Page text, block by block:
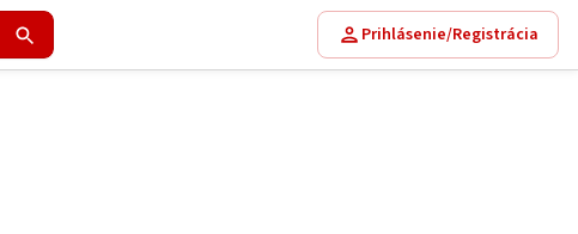
Prihlásenie/Registrácia